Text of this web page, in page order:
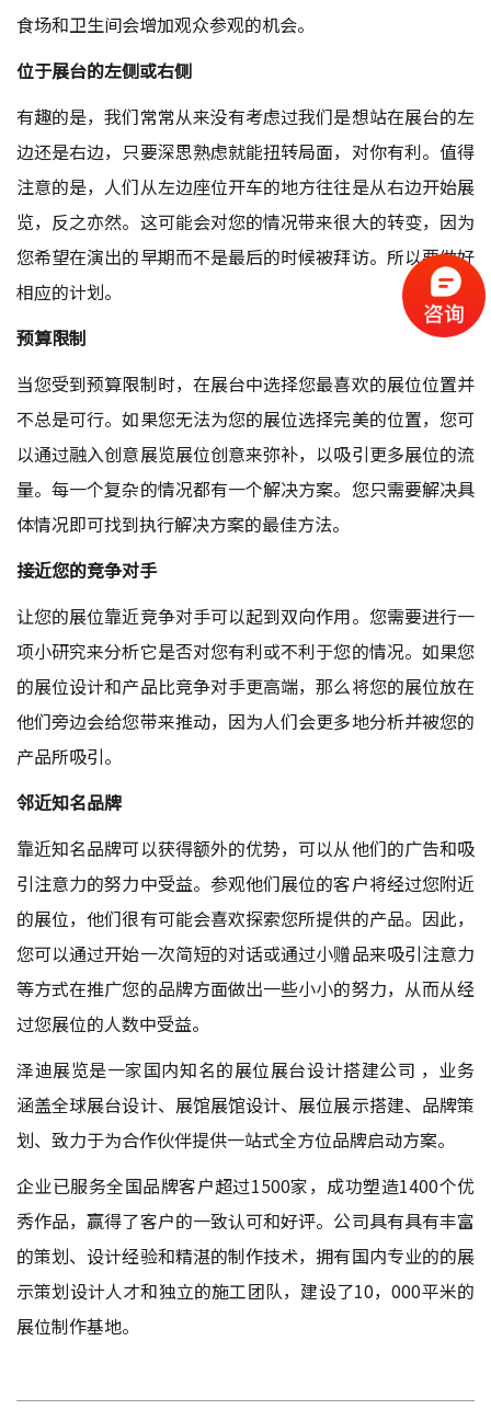
食场和卫生间会增加观众参观的机会。
位于展台的左侧或右侧
有趣的是，我们常常从来没有考虑过我们是想站在展台的左
边还是右边，只要深思熟虑就能扭转局面，对你有利。值得
注意的是，人们从左边座位开车的地方往往是从右边开始展
览，反之亦然。这可能会对您的情况带来很大的转变，因为
您希望在演出的早期而不是最后的时候被拜访。所以要做好
相应的计划。
预算限制
当您受到预算限制时，在展台中选择您最喜欢的展位位置并
不总是可行。如果您无法为您的展位选择完美的位置，您可
以通过融入创意展览展位创意来弥补，以吸引更多展位的流
量。每一个复杂的情况都有一个解决方案。您只需要解决具
体情况即可找到执行解决方案的最佳方法。
接近您的竞争对手
让您的展位靠近竞争对手可以起到双向作用。您需要进行一
项小研究来分析它是否对您有利或不利于您的情况。如果您
的展位设计和产品比竞争对手更高端，那么将您的展位放在
他们旁边会给您带来推动，因为人们会更多地分析并被您的
产品所吸引。
邻近知名品牌
靠近知名品牌可以获得额外的优势，可以从他们的广告和吸
引注意力的努力中受益。参观他们展位的客户将经过您附近
的展位，他们很有可能会喜欢探索您所提供的产品。因此，
您可以通过开始一次简短的对话或通过小赠品来吸引注意力
等方式在推广您的品牌方面做出一些小小的努力，从而从经
过您展位的人数中受益。
泽迪展览是一家国内知名的展位展台设计搭建公司 ，业务
涵盖全球展台设计、展馆展馆设计、展位展示搭建、品牌策
划、致力于为合作伙伴提供一站式全方位品牌启动方案。
企业已服务全国品牌客户超过1500家，成功塑造1400个优
秀作品，赢得了客户的一致认可和好评。公司具有具有丰富
的策划、设计经验和精湛的制作技术，拥有国内专业的的展
示策划设计人才和独立的施工团队，建设了10，000平米的
展位制作基地。